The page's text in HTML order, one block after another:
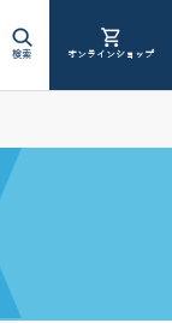
検索 オンラインショップ